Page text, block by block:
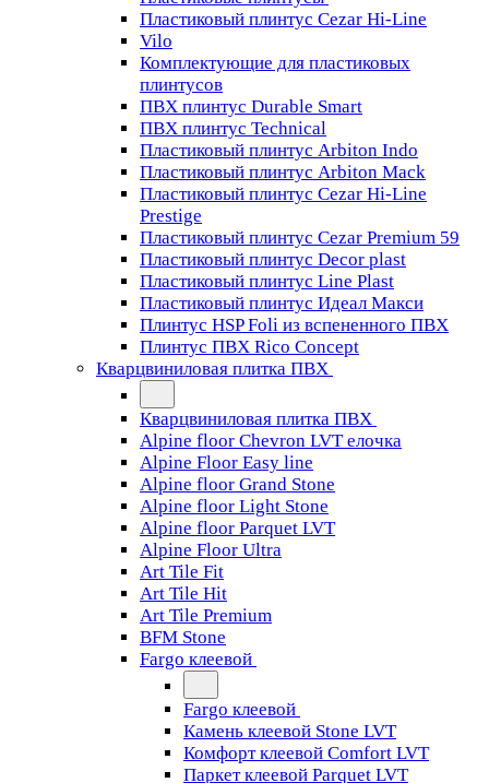
Пластиковый плинтус Cezar Hi-Line
Vilo
Комплектующие для пластиковых
плинтусов
ПВХ плинтус Durable Smart
ПВХ плинтус Technical
Пластиковый плинтус Arbiton Indo
Пластиковый плинтус Arbiton Mack
Пластиковый плинтус Cezar Hi-Line
Prestige
Пластиковый плинтус Cezar Premium 59
Пластиковый плинтус Decor plast
Пластиковый плинтус Line Plast
Пластиковый плинтус Идеал Макси
Плинтус HSP Foli из вспененного ПВХ
Плинтус ПВХ Rico Concept
Кварцвиниловая плитка ПВХ
Кварцвиниловая плитка ПВХ
Alpine floor Chevron LVT елочка
Alpine Floor Easy line
Alpine floor Grand Stone
Alpine floor Light Stone
Alpine floor Parquet LVT
Alpine Floor Ultra
Art Tile Fit
Art Tile Hit
Art Tile Premium
BFM Stone
Fargo клеевой
Fargo клеевой
Камень клеевой Stone LVT
Комфорт клеевой Comfort LVT
Паркет клеевой Parquet LVT